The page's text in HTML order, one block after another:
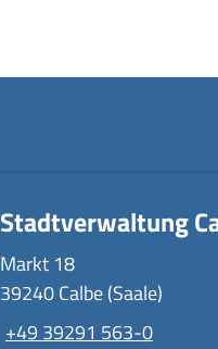
Stadtverwaltung
Markt 18
39240 Calbe (Saale)
+49 39291 563-0